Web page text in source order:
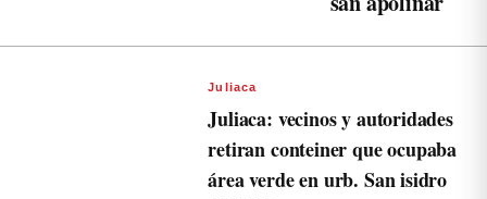
Juliaca
Juliaca: vecinos y autoridades
retiran conteiner que ocupaba
área verde en urb. San isidro